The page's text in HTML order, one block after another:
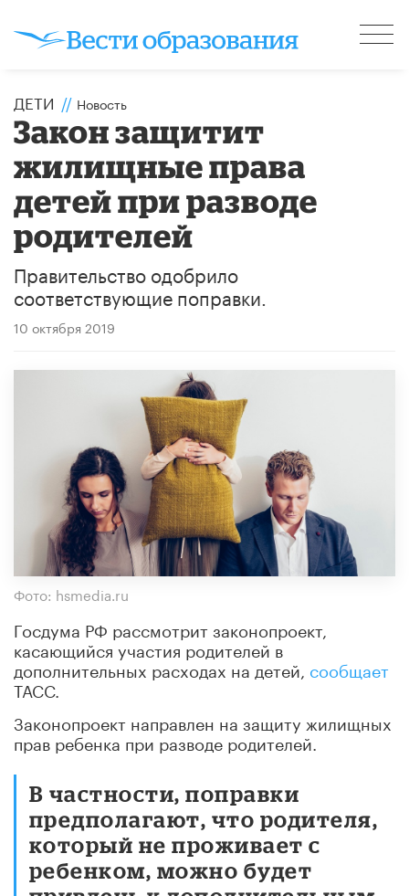
ДЕТИ // Новость
Закон защитит
жилищные права
детей при разводе
родителей
Правительство одобрило
соответствующие поправки.
10 октября 2019
Фото: hsmedia.ru
Госдума РФ рассмотрит законопроект,
касающийся участия родителей в
дополнительных расходах на детей, сообщает
ТАСС.
Законопроект направлен на защиту жилищных
прав ребенка при разводе родителей.
В частности, поправки
предполагают, что родителя,
который не проживает с
ребенком, можно будет